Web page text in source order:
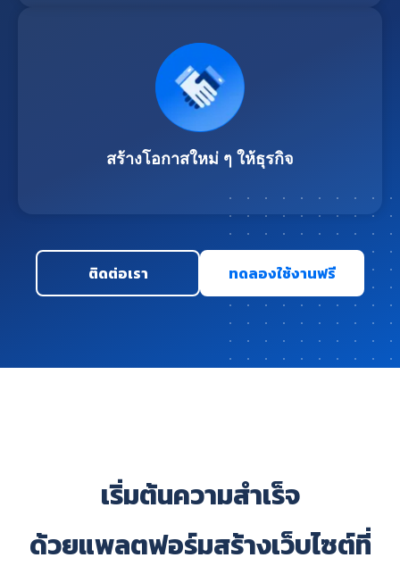
สร้างโอกาสใหม่ ๆ ให้ธุรกิจ
ติดต่อเรา ทดลองใช้งานฟรี
เริ่มต้นความสำเร็จ
ด้วยแพลตฟอร์มสร้างเว็บไซต์ที่